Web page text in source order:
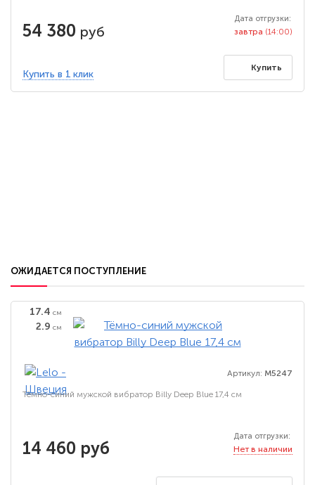
54 380 руб
Дата отгрузки:
завтра (14:00)
Купить в 1 клик
Купить
ОЖИДАЕТСЯ ПОСТУПЛЕНИЕ
17.4 см
2.9 см
Артикул: M5247
Тёмно-синий мужской вибратор Billy Deep Blue 17,4 см
14 460 руб
Дата отгрузки:
Нет в наличии